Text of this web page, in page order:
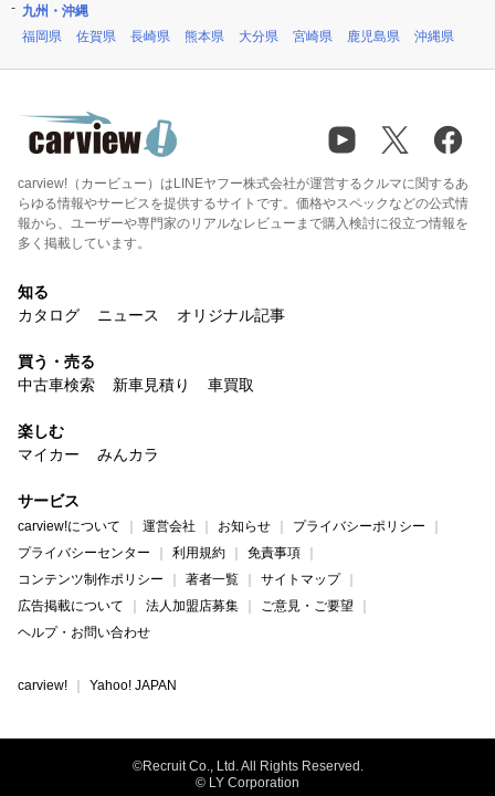
九州・沖縄
福岡県
佐賀県 長崎県 熊本県 大分県 宮崎県 鹿児島県 沖縄県
carview!（カービュー）はLINEヤフー株式会社が運営するクルマに関するあ
らゆる情報やサービスを提供するサイトです。価格やスペックなどの公式情
報から、ユーザーや専門家のリアルなレビューまで購入検討に役立つ情報を
多く掲載しています。
知る
カタログ
ニュース オリジナル記事
買う・売る
中古車検索
新車見積り 車買取
楽しむ
マイカー
みんカラ
サービス
carview!について 運営会社 お知らせ
プライバシーポリシー
プライバシーセンター
利用規約
免責事項
コンテンツ制作ポリシー
著者一覧
サイトマップ
広告掲載について
法人加盟店募集
ご意見・ご要望
ヘルプ・お問い合わせ
carview! Yahoo! JAPAN
©Recruit Co., Ltd. All Rights Reserved.
© LY Corporation